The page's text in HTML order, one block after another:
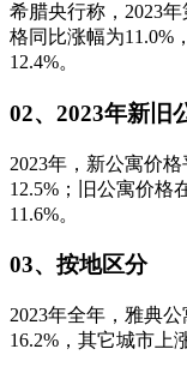
希腊央行称，2023
格同比涨幅为11.0%
12.4%。
02、2023年新旧
2023年，新公寓价
12.5%；旧公寓价格
11.6%。
03、按地区分
2023年全年，雅典
16.2%，其它城市上